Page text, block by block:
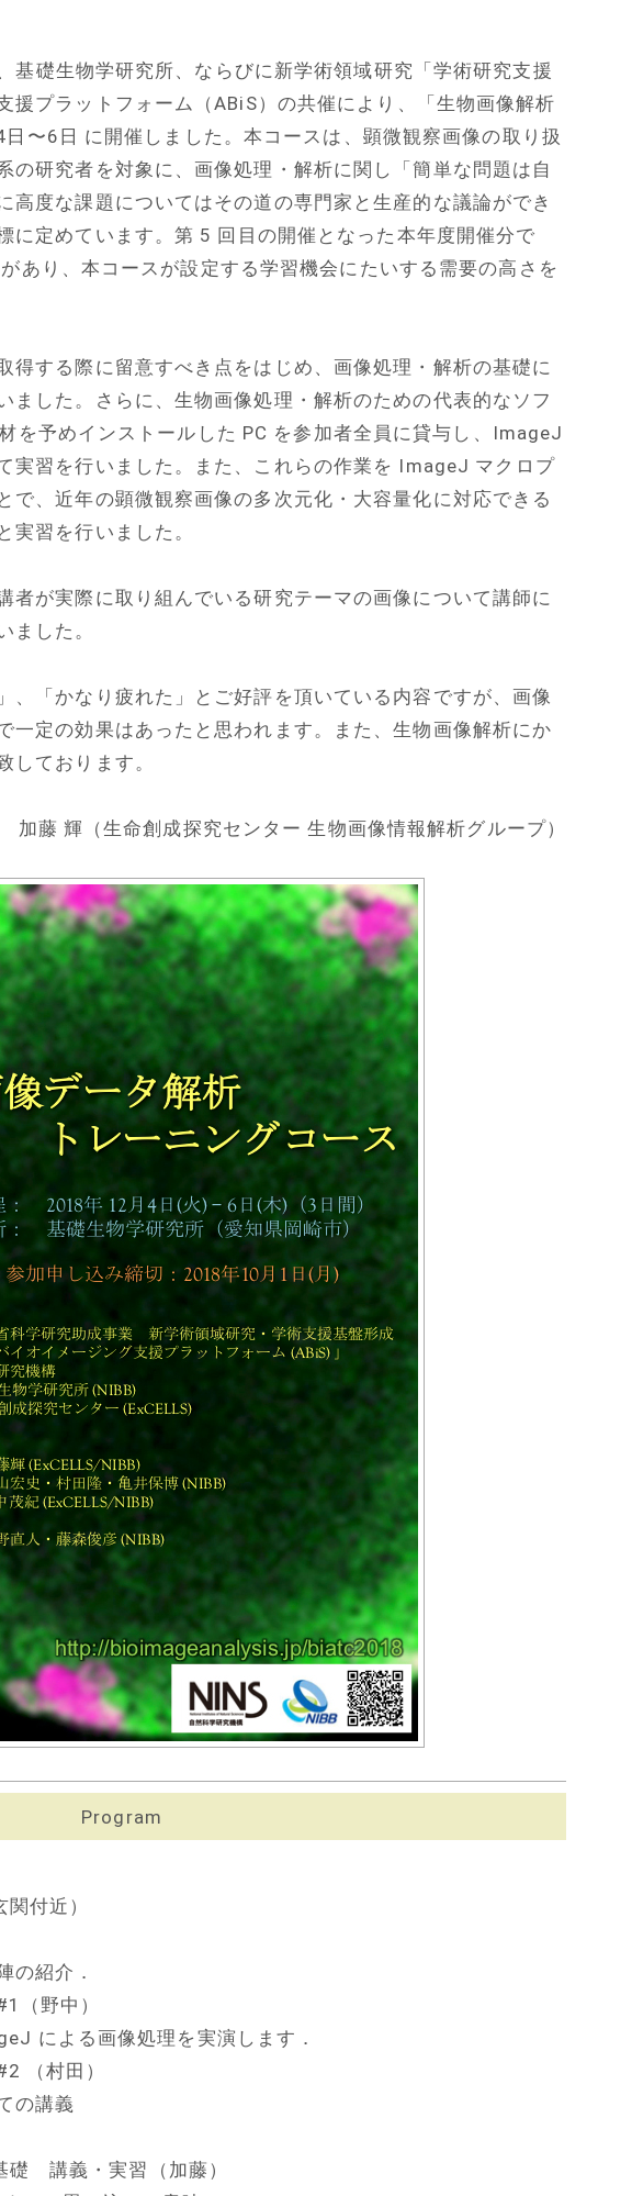
基礎生物学研究所、ならびに新学術領域研究「学術研究支援
援プラットフォーム（ABiS）の共催により、「生物画像解析
〜6日 に開催しました。本コースは、顕微観察画像の取り扱
の研究者を対象に、画像処理・解析に関し「簡単な問題は自
高度な課題についてはその道の専門家と生産的な議論ができ
に定めています。第 5 回目の開催となった本年度開催分で
あり、本コースが設定する学習機会にたいする需要の高さを
得する際に留意すべき点をはじめ、画像処理・解析の基礎に
ました。さらに、生物画像処理・解析のための代表的なソフ
を予めインストールした PC を参加者全員に貸与し、ImageJ
実習を行いました。また、これらの作業を ImageJ マクロプ
で、近年の顕微観察画像の多次元化・大容量化に対応できる
実習を行いました。
者が実際に取り組んでいる研究テーマの画像について講師に
ました。
、「かなり疲れた」とご好評を頂いている内容ですが、画像
一定の効果はあったと思われます。また、生物画像解析にか
しております。
藤 輝（生命創成探究センター 生物画像情報解析グループ）
Program
付近）
の紹介．
（野中）
による画像処理を実演します．
（村田）
の講義
講義・実習（加藤）